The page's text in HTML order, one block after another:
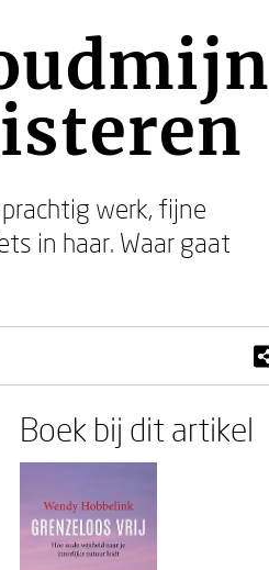
werk, fijne
in haar. Waar gaat
Boek bij dit artikel